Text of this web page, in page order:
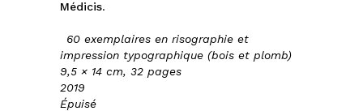
Médicis.
60 exemplaires en risographie et
impression typographique (bois et plomb)
9,5 × 14 cm, 32 pages
2019
Épuisé